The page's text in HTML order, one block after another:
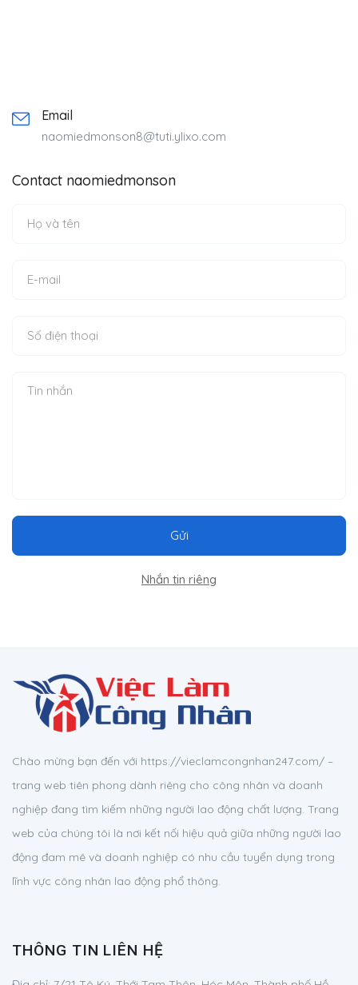
Email
naomiedmonson8@tuti.ylixo.com
Contact naomiedmonson
Gửi
Nhắn tin riêng
Chào mừng bạn đến với https://vieclamcongnhan247.com/ –
trang web tiên phong dành riêng cho công nhân và doanh
nghiệp đang tìm kiếm những người lao động chất lượng. Trang
web của chúng tôi là nơi kết nối hiệu quả giữa những người lao
động đam mê và doanh nghiệp có nhu cầu tuyển dụng trong
lĩnh vực công nhân lao động phổ thông.
THÔNG TIN LIÊN HỆ